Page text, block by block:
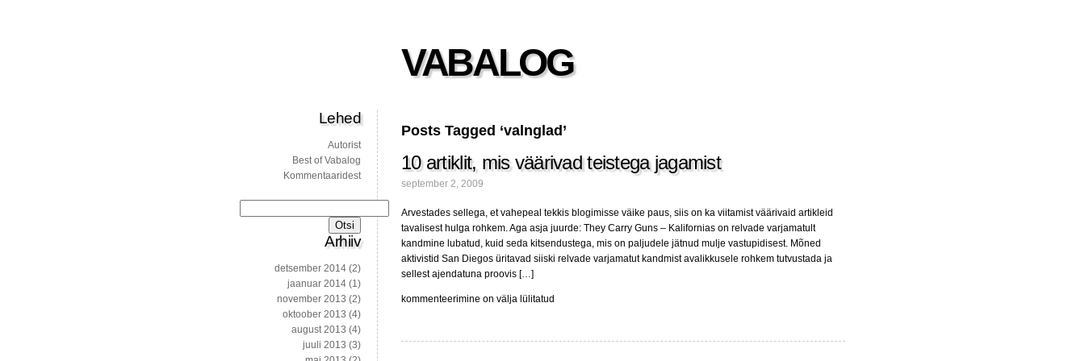
VABALOG
Posts Tagged ‘valnglad’
10 artiklit, mis väärivad teistega jagamist
september 2, 2009
Arvestades sellega, et vahepeal tekkis blogimisse väike paus, siis on ka viitamist väärivaid artikleid
tavalisest hulga rohkem. Aga asja juurde: They Carry Guns – Kalifornias on relvade varjamatult
kandmine lubatud, kuid seda kitsendustega, mis on paljudele jätnud mulje vastupidisest. Mõned
aktivistid San Diegos üritavad siiski relvade varjamatut kandmist avalikkusele rohkem tutvustada ja
sellest ajendatuna proovis […]
10
väärivad
kommenteerimine on välja lülitatud
Lehed
Autorist
Best of Vabalog
Kommentaaridest
Arhiiv
detsember 2014 (2)
jaanuar 2014 (1)
november 2013 (2)
oktoober 2013 (4)
august 2013 (4)
juuli 2013 (3)